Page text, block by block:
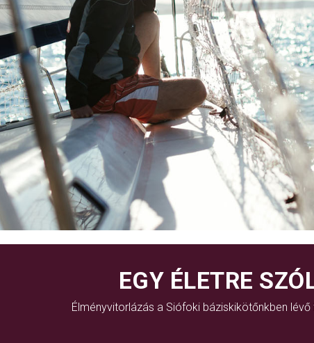
EGY ÉLETRE
Élményvitorlázás a Siófoki báziskikötőnkben